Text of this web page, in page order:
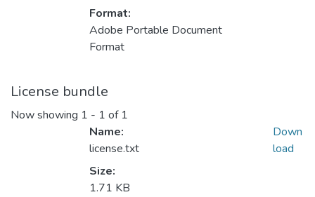
Format:
Adobe Portable Document
Format
License bundle
Now showing 1 - 1 of 1
Name:
license.txt
Size:
1.71 KB
Down
load